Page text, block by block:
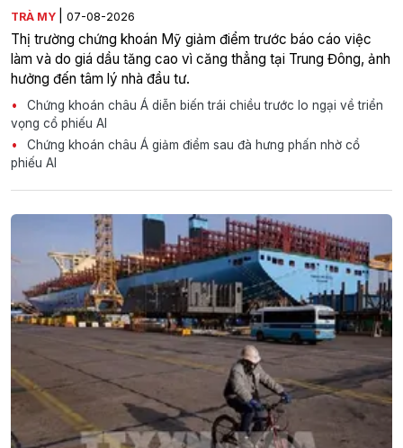
TRÀ MY 07-08-2026
Thị trường chứng khoán Mỹ giảm điểm trước báo cáo việc
làm và do giá dầu tăng cao vì căng thẳng tại Trung Đông, ảnh
hưởng đến tâm lý nhà đầu tư.
Chứng khoán châu Á diễn biến trái chiều trước lo ngại về triển
vọng cổ phiếu AI
Chứng khoán châu Á giảm điểm sau đà hưng phấn nhờ cổ
phiếu AI